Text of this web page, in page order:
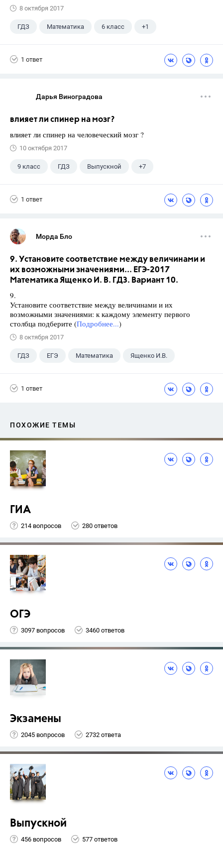
8 октября 2017
ГДЗ Математика 6 класс +1
1 ответ
Дарья Виноградова
влияет ли спинер на мозг?
влияет ли спинер на человеческий мозг ?
10 октября 2017
9 класс ГДЗ Выпускной +7
1 ответ
Морда Бло
9. Установите соответствие между величинами и
их возможными значениями... ЕГЭ-2017
Математика Ященко И. В. ГДЗ. Вариант 10.
9.
Установите соответствие между величинами и их
возможными значениями: к каждому элементу первого
столбца подберите (Подробнее...)
8 октября 2017
ГДЗ ЕГЭ Математика Ященко И.В.
1 ответ
ПОХОЖИЕ ТЕМЫ
ГИА
214 вопросов 280 ответов
ОГЭ
3097 вопросов 3460 ответов
Экзамены
2045 вопросов 2732 ответа
Выпускной
456 вопросов 577 ответов